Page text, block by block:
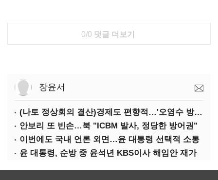
0/0 댓글 더보기
장윤서
(나토 정상회의 결산)경제도 편향적…'오염수 방류'만 용인
안보리 또 빈손…북 "ICBM 발사, 정당한 방어권"
이번에도 국내 언론 외면…윤 대통령 선택적 소통
윤 대통령, 순방 중 윤석년 KBS이사 해임안 재가